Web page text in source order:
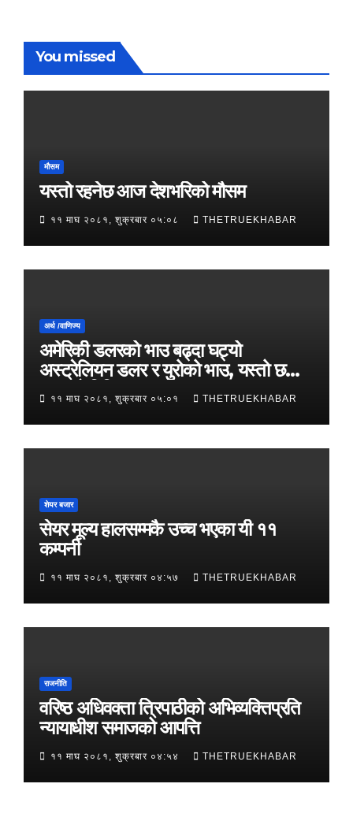
You missed
मौसम
यस्तो रहनेछ आज देशभरिको मौसम
११ माघ २०८१, शुक्रबार ०५:०८ THETRUEKHABAR
अर्थ /वाणिज्य
अमेरिकी डलरको भाउ बढ्दा घट्यो
अस्ट्रेलियन डलर र युरोको भाउ, यस्तो छ
आजको विनिमयदर
११ माघ २०८१, शुक्रबार ०५:०१ THETRUEKHABAR
शेयर बजार
सेयर मूल्य हालसम्मकै उच्च भएका यी ११
कम्पनी
११ माघ २०८१, शुक्रबार ०४:५७ THETRUEKHABAR
राजनीति
वरिष्ठ अधिवक्ता त्रिपाठीको अभिव्यक्तिप्रति
न्यायाधीश समाजको आपत्ति
११ माघ २०८१, शुक्रबार ०४:५४ THETRUEKHABAR